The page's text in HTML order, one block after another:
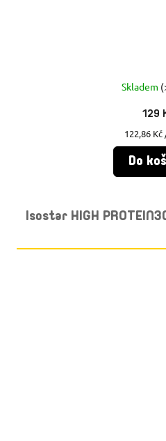
Skladem
129
Měrná
cena:
122,86 Kč
Do
Isostar HIGH